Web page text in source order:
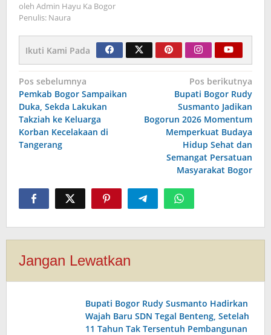
oleh Admin Hayu Ka Bogor
Penulis: Naura
Ikuti Kami Pada
Navigasi
pos
Pos sebelumnya
Pemkab Bogor Sampaikan
Duka, Sekda Lakukan
Takziah ke Keluarga
Korban Kecelakaan di
Tangerang
Pos berikutnya
Bupati Bogor Rudy
Susmanto Jadikan
Bogorun 2026 Momentum
Memperkuat Budaya
Hidup Sehat dan
Semangat Persatuan
Masyarakat Bogor
Jangan Lewatkan
Bupati Bogor Rudy Susmanto Hadirkan
Wajah Baru SDN Tegal Benteng, Setelah
11 Tahun Tak Tersentuh Pembangunan